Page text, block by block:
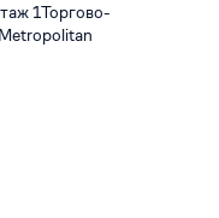
1 ​Торгово-